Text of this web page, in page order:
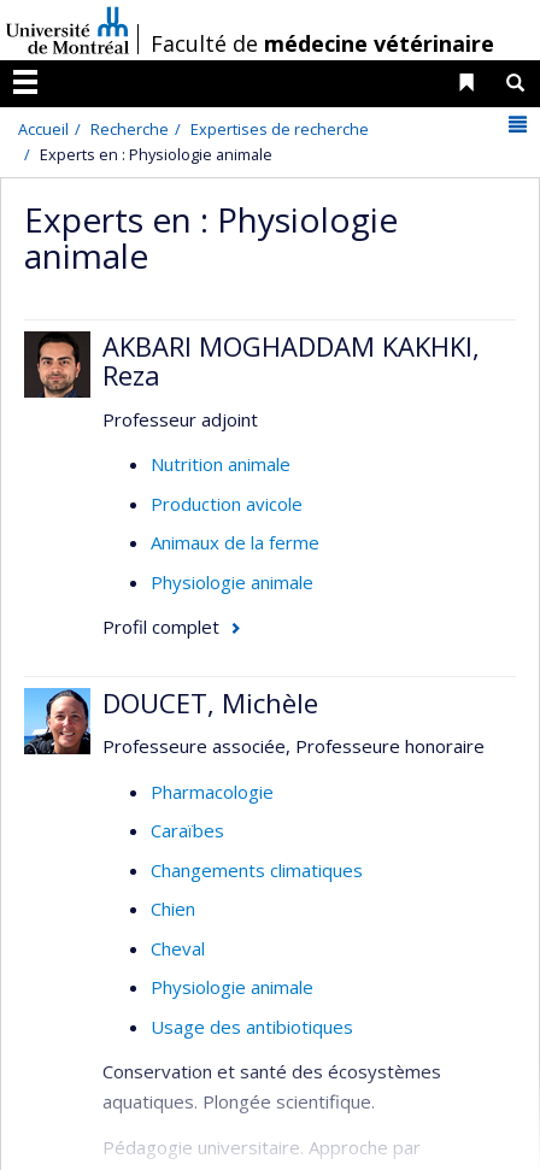
au
contenu
/Faculté de médecine vétérinaire
Menu
Liens
Accueil Recherche
Expertises de recherche
Experts en : Physiologie animale
Experts en : Physiologie
animale
AKBARI MOGHADDAM KAKHKI,
Reza
Professeur adjoint
Nutrition animale
Production avicole
Animaux de la ferme
Physiologie animale
Profil complet
DOUCET, Michèle
Professeure associée, Professeure honoraire
Pharmacologie
Caraïbes
Changements climatiques
Chien
Cheval
Physiologie animale
Usage des antibiotiques
Conservation et santé des écosystèmes
aquatiques. Plongée scientifique.
Pédagogie universitaire. Approche par